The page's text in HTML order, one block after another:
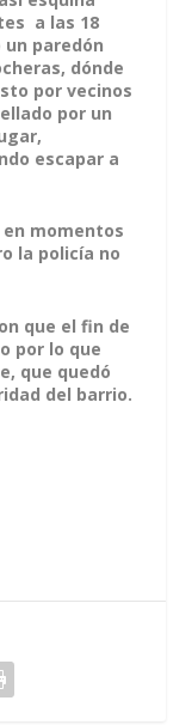
a las 18
paredón
dónde
por vecinos
por un
escapar a
en momentos
la policía no
que el fin de
por lo que
que quedó
del barrio.